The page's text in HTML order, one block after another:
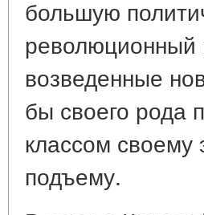
большую
революционный
возведенные
бы своего рода
классом своему
подъему.